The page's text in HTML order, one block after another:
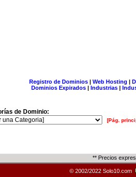
Registro de Dominios| Web Hosting |
Dominios Expirados | Industrias |
de Dominio:
[Pág.
** Precios
© 2002/2022 Solo10.com